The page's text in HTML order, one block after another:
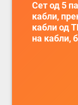
Сет од 5
кабли,
кабли од
на кабли,